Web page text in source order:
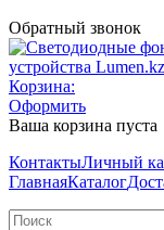
Обратный звонок
Корзина:
Оформить
Ваша корзина пуста
КонтактыЛичный
ГлавнаяКаталог